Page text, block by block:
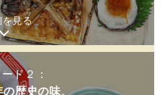
を見る
ド２：
歴史の味、